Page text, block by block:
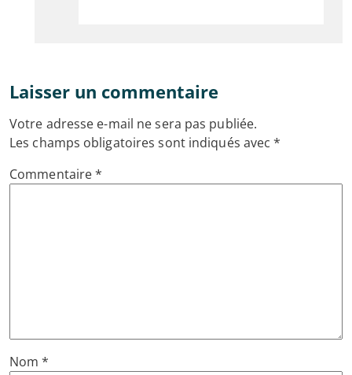
Laisser un commentaire
Votre adresse e-mail ne sera pas publiée.
Les champs obligatoires sont indiqués avec*
Commentaire*
Nom*